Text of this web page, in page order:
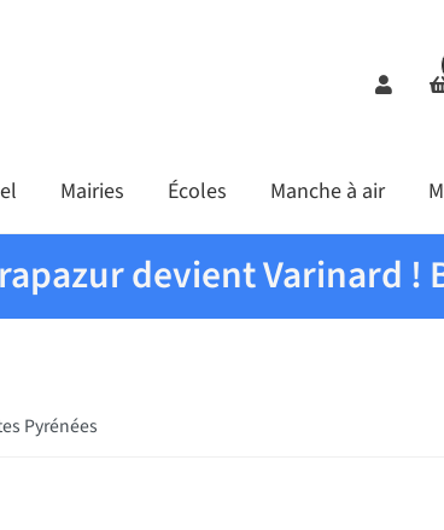
Mairies Écoles Manche à air
devient Varinard !
Pyrénées